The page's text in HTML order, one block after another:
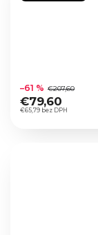
hodnotenie
produktu
je
€65,79 bez DPH
–61 % €207,60
€79,60